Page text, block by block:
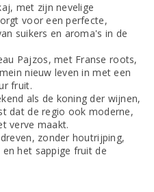
met zijn nevelige
voor een perfecte,
suikers en aroma's in de
Pajzos, met Franse roots,
nieuw leven in met een
fruit.
als de koning der wijnen,
dat de regio ook moderne,
verve maakt.
zonder houtrijping,
het sappige fruit de